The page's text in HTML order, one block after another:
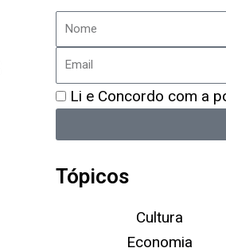
Nome
Email
Política
Privacidade
Li e Concordo com a
Tópicos
Cultura
Economia